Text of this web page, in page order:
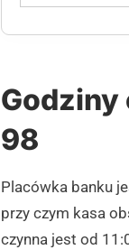
Godziny
98
Placówka banku
przy czym kasa
czynna jest od